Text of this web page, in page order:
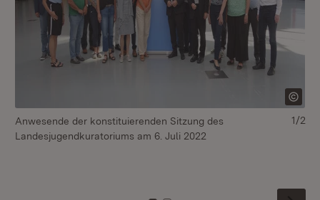
Anwesende der konstituierenden Sitzung des
Landesjugendkuratoriums am 6. Juli 2022
1/2